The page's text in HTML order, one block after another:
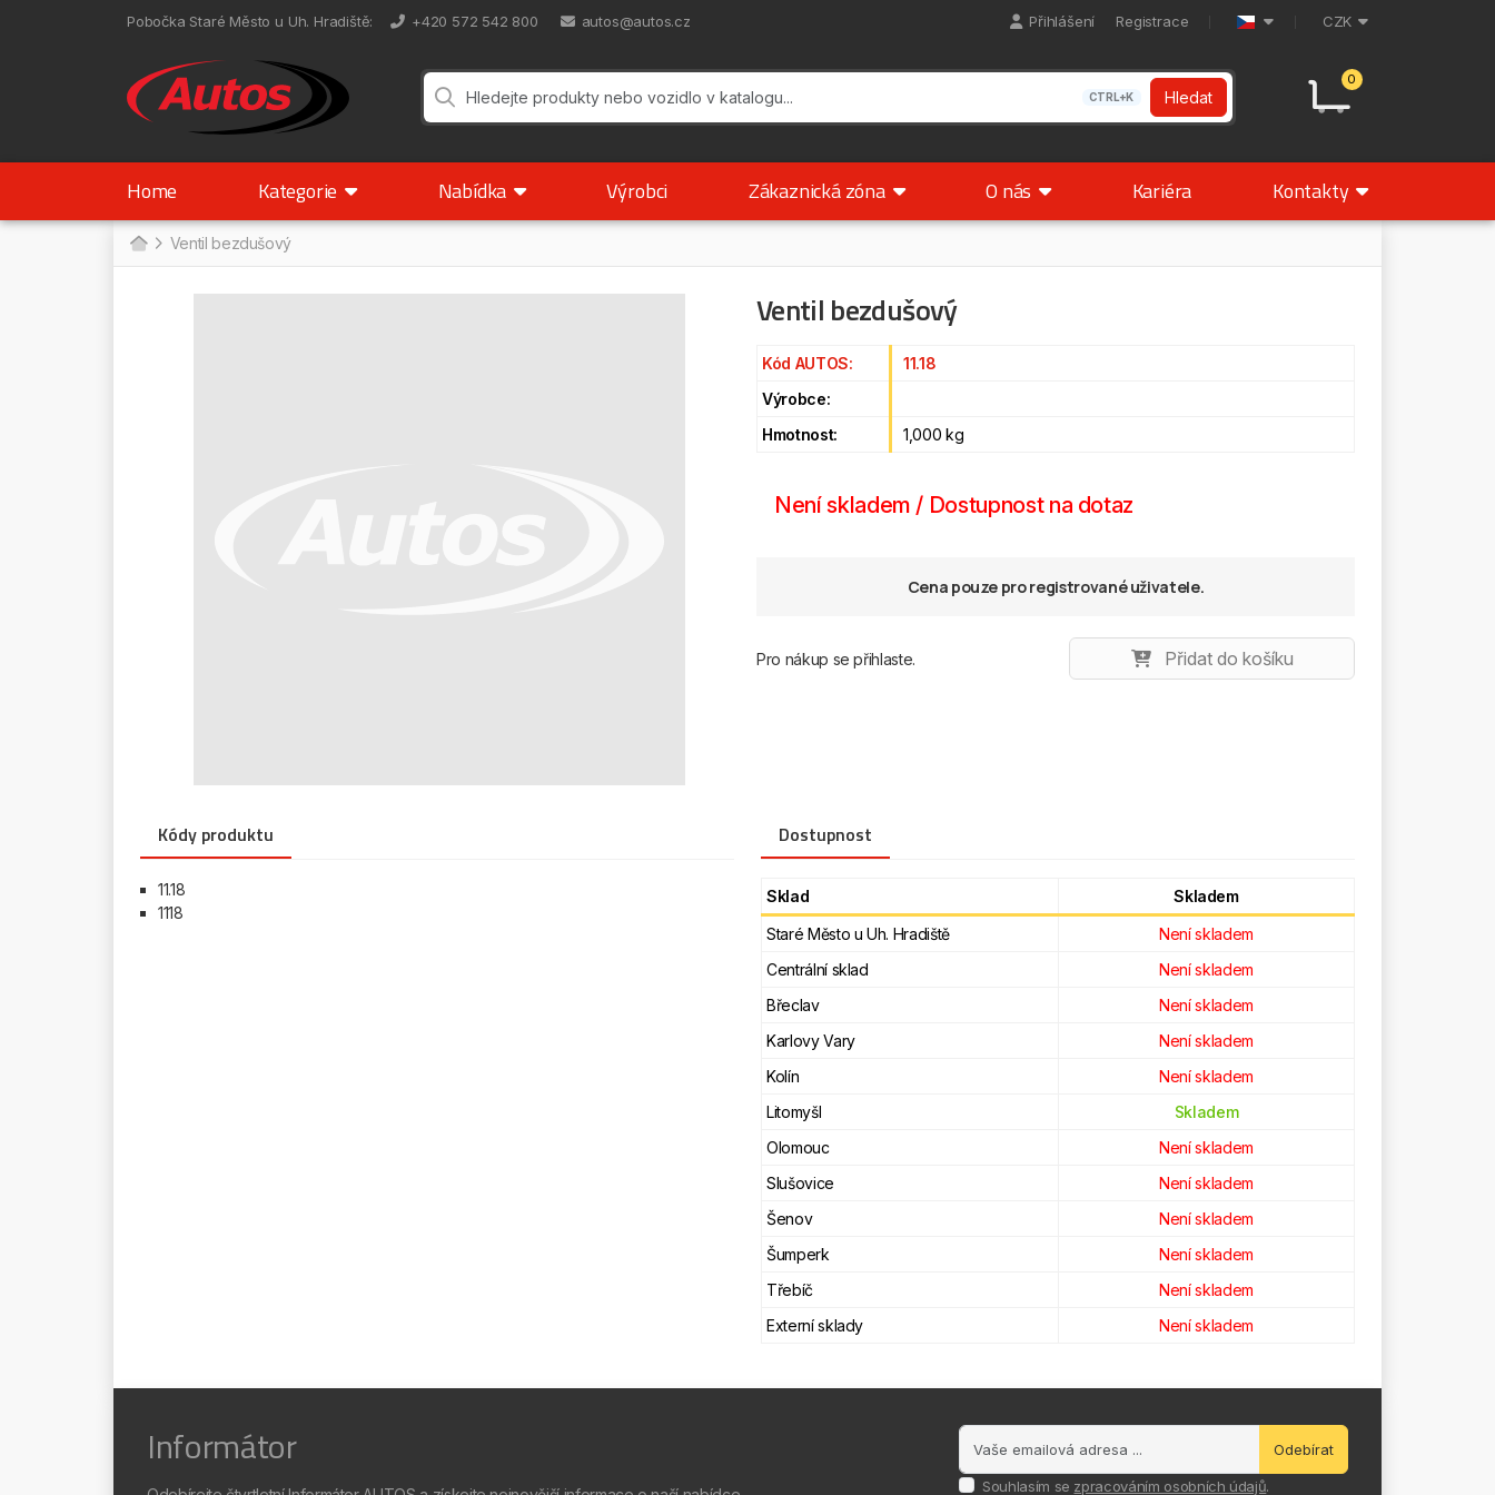
Pobočka Staré Město u Uh. Hradiště: +420 572 542 800 autos@autos.cz Přihlášení Registrace CZK
0
CTRL+K Hledat
Home Kategorie Nabídka Výrobci Zákaznická zóna O nás Kariéra Kontakty
Ventil bezdušový
Ventil bezdušový
Kód AUTOS:
11.18
Výrobce:
Hmotnost:
1,000 kg
Není skladem / Dostupnost na dotaz
Cena pouze pro registrované uživatele.
Pro nákup se přihlaste. Přidat do košíku
Kódy produktu
11.18
1118
Dostupnost
Sklad
Skladem
Staré Město u Uh. Hradiště
Není skladem
Centrální sklad
Není skladem
Břeclav
Není skladem
Karlovy Vary
Není skladem
Kolín
Není skladem
Litomyšl
Skladem
Olomouc
Není skladem
Slušovice
Není skladem
Šenov
Není skladem
Šumperk
Není skladem
Třebíč
Není skladem
Externí sklady
Není skladem
Informátor Odebírat
Souhlasím se zpracováním osobních údajů.